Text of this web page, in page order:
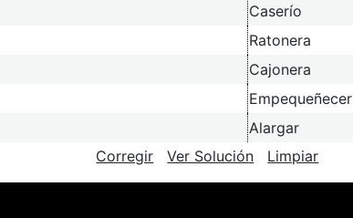
Caserío
Ratonera
Cajonera
Empequeñecer
Alargar
Corregir
Ver Solución Limpiar